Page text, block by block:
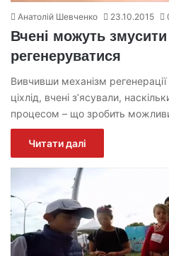
Анатолій Шевченко 23.10.2015
Вчені можуть змусити
регенеруватися
Вивчивши механізм
ціхлід, вчені з’ясували,
процесом – що зробить
Читати далі